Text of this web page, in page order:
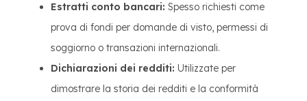
Estratti conto bancari: Spesso richiesti come
prova di fondi per domande di visto, permessi di
soggiorno o transazioni internazionali.
Dichiarazioni dei redditi: Utilizzate per
dimostrare la storia dei redditi e la conformità